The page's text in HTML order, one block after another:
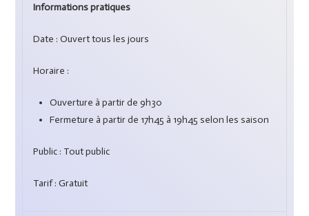
Informations pratiques
Date : Ouvert tous les jours
Horaire :
Ouverture à partir de 9h30
Fermeture à partir de 17h45 à 19h45 selon les saison
Public : Tout public
Tarif : Gratuit